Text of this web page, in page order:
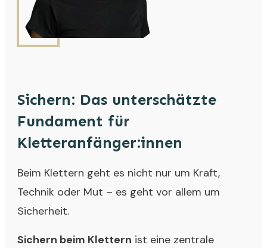
Sichern: Das unterschätzte
Fundament für
Kletteranfänger:innen
Beim Klettern geht es nicht nur um Kraft,
Technik oder Mut – es geht vor allem um
Sicherheit.
Sichern beim Klettern ist eine zentrale